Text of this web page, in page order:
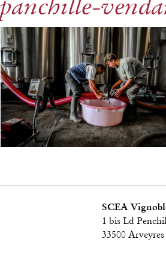
panchille-
SCEA
1 bis Ld
33500